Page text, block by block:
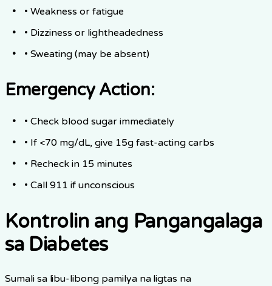
• Weakness or fatigue
• Dizziness or lightheadedness
• Sweating (may be absent)
Emergency Action:
• Check blood sugar immediately
• If <70 mg/dL, give 15g fast-acting carbs
• Recheck in 15 minutes
• Call 911 if unconscious
Kontrolin ang Pangangalaga
sa Diabetes
Sumali sa libu-libong pamilya na ligtas na